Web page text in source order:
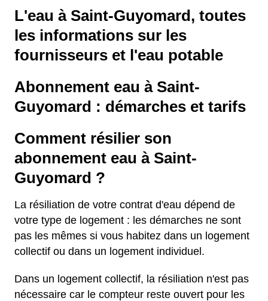
L'eau à Saint-Guyomard, toutes
les informations sur les
fournisseurs et l'eau potable
Abonnement eau à Saint-
Guyomard : démarches et tarifs
Comment résilier son
abonnement eau à Saint-
Guyomard ?
La résiliation de votre contrat d'eau dépend de
votre type de logement : les démarches ne sont
pas les mêmes si vous habitez dans un logement
collectif ou dans un logement individuel.
Dans un logement collectif, la résiliation n'est pas
nécessaire car le compteur reste ouvert pour les